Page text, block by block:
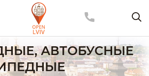
АВТОБУСНЫЕ